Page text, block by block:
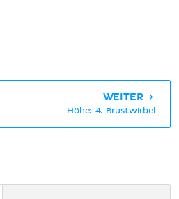
WEITER
Höhe: 4. Brustwirbel